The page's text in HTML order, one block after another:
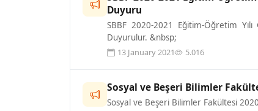
Duyuru
SBBF 2020-2021 Eğitim-Öğretim
Duyurulur. &nbsp;
13 January 2021
5.016
Sosyal ve Beşeri Bilimler
Sosyal ve Beşeri Bilimler Fakültesi